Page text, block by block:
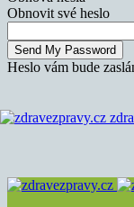
Obnovit své heslo
Heslo vám bude